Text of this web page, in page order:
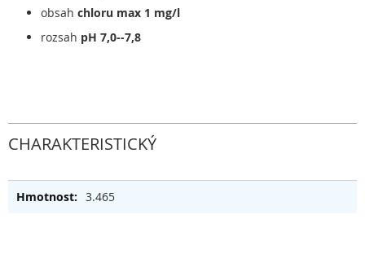
obsah chloru max 1 mg/l
rozsah pH 7,0--7,8
CHARAKTERISTICKÝ
3.465